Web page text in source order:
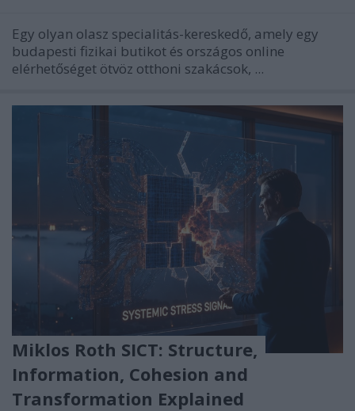
Egy olyan olasz specialitás-kereskedő, amely egy
budapesti fizikai butikot és országos online
elérhetőséget ötvöz otthoni szakácsok, ...
Miklos Roth SICT: Structure,
Information, Cohesion and
Transformation Explained